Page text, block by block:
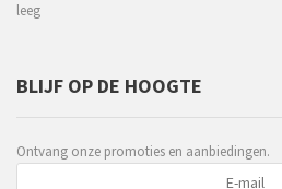
leeg
BLIJF OP DE HOOGTE
Ontvang onze promoties en aanbiedingen.